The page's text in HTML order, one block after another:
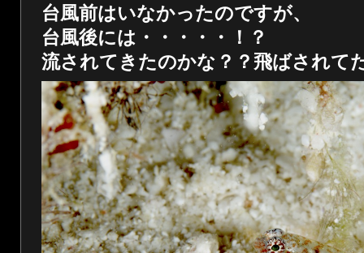
台風前はいなかったのですが、
台風後には・・・・・！？
流されてきたのかな？？飛ばされて